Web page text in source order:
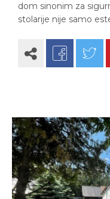
dom sinonim za
stolarije nije samo